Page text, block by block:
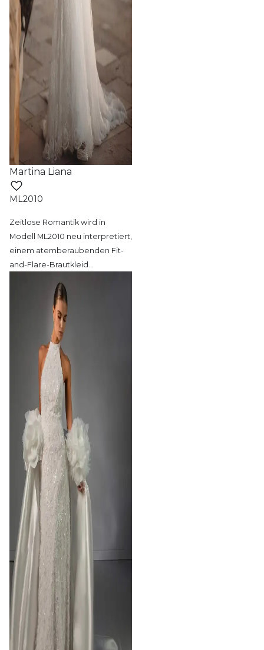
Martina Liana
ML2010
Zeitlose Romantik wird in
Modell ML2010 neu interpretiert,
einem atemberaubenden Fit-
and-Flare-Brautkleid